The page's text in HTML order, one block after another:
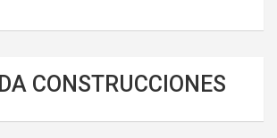
CONSTRUCCIONES